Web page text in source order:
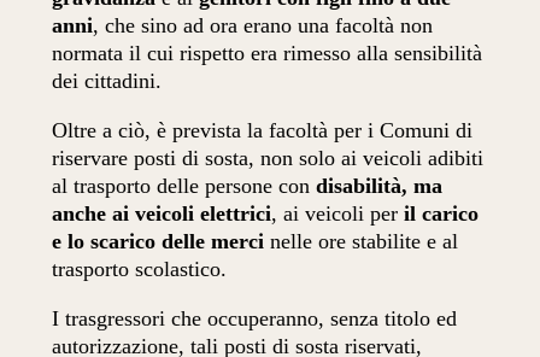
anni, che sino ad ora erano una facoltà non
normata il cui rispetto era rimesso alla sensibilità
dei cittadini.
Oltre a ciò, è prevista la facoltà per i Comuni di
riservare posti di sosta, non solo ai veicoli adibiti
al trasporto delle persone condisabilità, ma
anche ai veicoli elettrici, ai veicoli peril carico
e lo scarico delle merci nelle ore stabilite e al
trasporto scolastico.
I trasgressori che occuperanno, senza titolo ed
autorizzazione, tali posti di sosta riservati,